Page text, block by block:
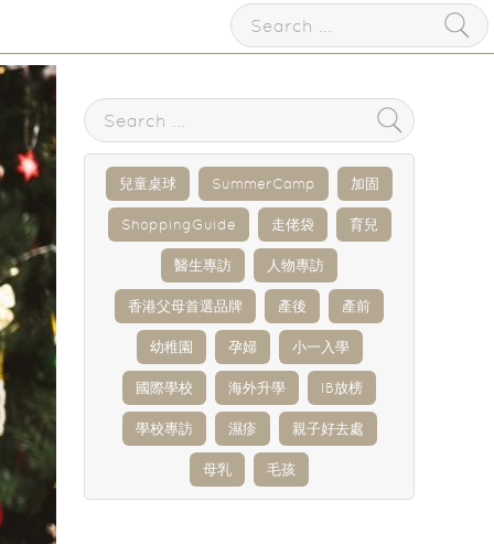
兒童桌球 SummerCamp 加固
ShoppingGuide 走佬袋 育兒
醫生專訪 人物專訪
香港父母首選品牌 產後 產前
幼稚園 孕婦 小一入學
國際學校 海外升學 IB放榜
學校專訪 濕疹 親子好去處
母乳 毛孩